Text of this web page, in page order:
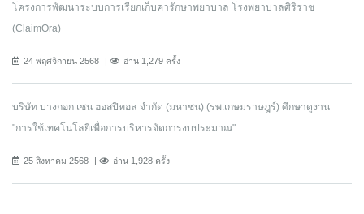
โครงการพัฒนาระบบการเรียกเก็บค่ารักษาพยาบาล โรงพยาบาลศิริราช
(ClaimOra)
24 พฤศจิกายน 2568 อ่าน 1,279 ครั้ง
บริษัท บางกอก เซน ฮอสปิทอล จำกัด (มหาชน) (รพ.เกษมราษฎร์) ศึกษาดูงาน
"การใช้เทคโนโลยีเพื่อการบริหารจัดการงบประมาณ"
25 สิงหาคม 2568 อ่าน 1,928 ครั้ง